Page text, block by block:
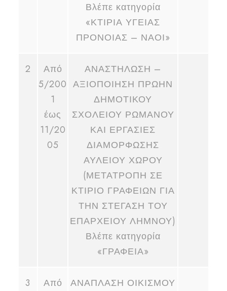
Βλέπε κατηγορία
«ΚΤΙΡΙΑ ΥΓΕΙΑΣ
ΠΡΟΝΟΙΑΣ – ΝΑΟΙ»
2
Από
5/200
1
έως
11/20
05
ΑΝΑΣΤΗΛΩΣΗ –
ΑΞΙΟΠΟΙΗΣΗ ΠΡΩΗΝ
ΔΗΜΟΤΙΚΟΥ
ΣΧΟΛΕΙΟΥ ΡΩΜΑΝΟΥ
ΚΑΙ ΕΡΓΑΣΙΕΣ
ΔΙΑΜΟΡΦΩΣΗΣ
ΑΥΛΕΙΟΥ ΧΩΡΟΥ
(ΜΕΤΑΤΡΟΠΗ ΣΕ
ΚΤΙΡΙΟ ΓΡΑΦΕΙΩΝ ΓΙΑ
ΤΗΝ ΣΤΕΓΑΣΗ ΤΟΥ
ΕΠΑΡΧΕΙΟΥ ΛΗΜΝΟΥ)
Βλέπε κατηγορία
«ΓΡΑΦΕΙΑ»
3
Από
ΑΝΑΠΛΑΣΗ ΟΙΚΙΣΜΟΥ